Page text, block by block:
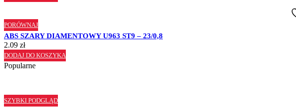
PORÓWNAJ
ABS SZARY DIAMENTOWY U963 ST9 – 23/0,8
2.09 zł
DODAJ DO KOSZYKA
Popularne
SZYBKI PODGLĄD